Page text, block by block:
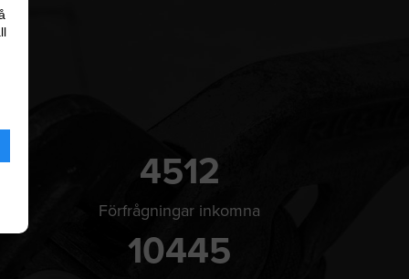
4512
Förfrågningar inkomna
10445